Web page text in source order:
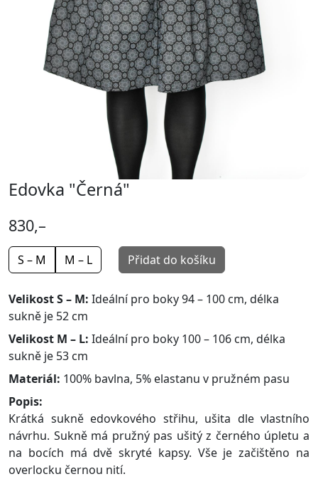
Edovka "Černá"
830,–
S – M M – L Přidat do košíku
Velikost S – M: Ideální pro boky 94 – 100 cm, délka
sukně je 52 cm
Velikost M – L: Ideální pro boky 100 – 106 cm, délka
sukně je 53 cm
Materiál: 100% bavlna, 5% elastanu v pružném pasu
Popis:
Krátká sukně edovkového střihu, ušita dle vlastního
návrhu. Sukně má pružný pas ušitý z černého úpletu a
na bocích má dvě skryté kapsy. Vše je začištěno na
overlocku černou nití.